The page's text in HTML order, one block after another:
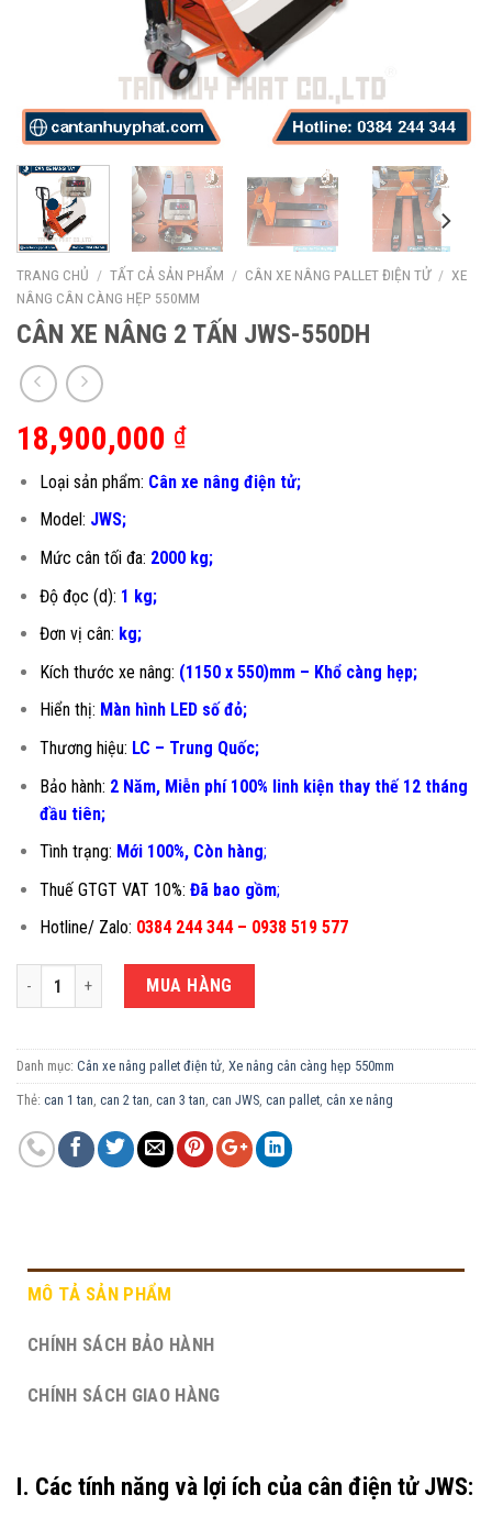
TRANG CHỦ / TẤT CẢ SẢN PHẨM / CÂN XE NÂNG PALLET ĐIỆN TỬ / XE
NÂNG CÂN CÀNG HẸP 550MM
CÂN XE NÂNG 2 TẤN JWS-550DH
18,900,000 ₫
Loại sản phẩm: Cân xe nâng điện tử;
Model: JWS;
Mức cân tối đa: 2000 kg;
Độ đọc (d): 1 kg;
Đơn vị cân: kg;
Kích thước xe nâng: (1150 x 550)mm – Khổ càng hẹp;
Hiển thị: Màn hình LED số đỏ;
Thương hiệu: LC – Trung Quốc;
Bảo hành: 2 Năm, Miễn phí 100% linh kiện thay thế 12 tháng
đầu tiên;
Tình trạng: Mới 100%, Còn hàng;
Thuế GTGT VAT 10%: Đã bao gồm;
Hotline/ Zalo: 0384 244 344 – 0938 519 577
CÂN XE NÂNG 2 TẤN JWS-550DH số lượng
MUA HÀNG
Danh mục: Cân xe nâng pallet điện tử, Xe nâng cân càng hẹp 550mm
Thẻ: can 1 tan, can 2 tan, can 3 tan, can JWS, can pallet, cân xe nâng
MÔ TẢ SẢN PHẨM
CHÍNH SÁCH BẢO HÀNH
CHÍNH SÁCH GIAO HÀNG
I. Các tính năng và lợi ích của cân điện tử JWS: